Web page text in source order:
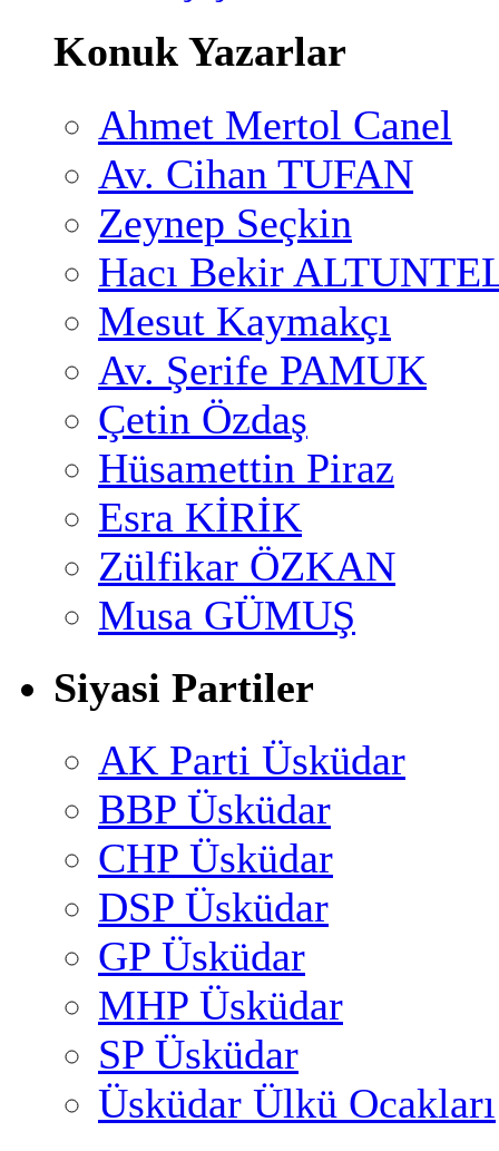
Konuk Yazarlar
Ahmet Mertol Canel
Av. Cihan TUFAN
Zeynep Seçkin
Hacı Bekir
Mesut Kaymakçı
Av. Şerife PAMUK
Çetin Özdaş
Hüsamettin Piraz
Esra KİRİK
Zülfikar ÖZKAN
Musa GÜMUŞ
Siyasi Partiler
AK Parti Üsküdar
BBP Üsküdar
CHP Üsküdar
DSP Üsküdar
GP Üsküdar
MHP Üsküdar
SP Üsküdar
Üsküdar Ülkü Ocakları